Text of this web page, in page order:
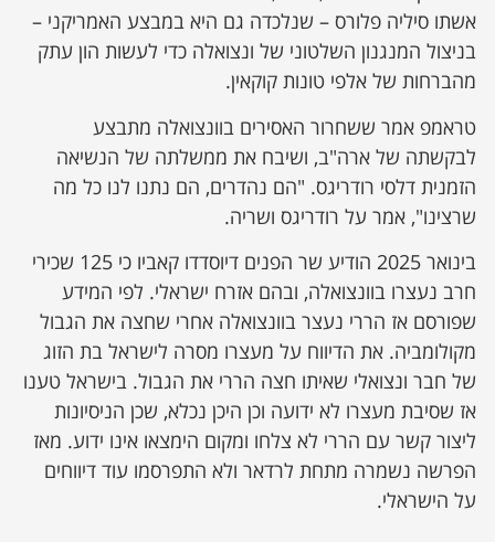
אשתו סיליה פלורס – שנלכדה גם היא במבצע האמריקני –
בניצול המנגנון השלטוני של ונצואלה כדי לעשות הון עתק
מהברחות של אלפי טונות קוקאין.
טראמפ אמר ששחרור האסירים בוונצואלה מתבצע
לבקשתה של ארה"ב, ושיבח את ממשלתה של הנשיאה
הזמנית דלסי רודריגס. "הם נהדרים, הם נתנו לנו כל מה
שרצינו", אמר על רודריגס ושריה.
בינואר 2025 הודיע שר הפנים דיוסדדו קאביו כי 125 שכירי
חרב נעצרו בוונצואלה, ובהם אזרח ישראלי. לפי המידע
שפורסם אז הררי נעצר בוונצואלה אחרי שחצה את הגבול
מקולומביה. את הדיווח על מעצרו מסרה לישראל בת הזוג
של חבר ונצואלי שאיתו חצה הררי את הגבול. בישראל טענו
אז שסיבת מעצרו לא ידועה וכן היכן נכלא, שכן הניסיונות
ליצור קשר עם הררי לא צלחו ומקום הימצאו אינו ידוע. מאז
הפרשה נשמרה מתחת לרדאר ולא התפרסמו עוד דיווחים
על הישראלי.